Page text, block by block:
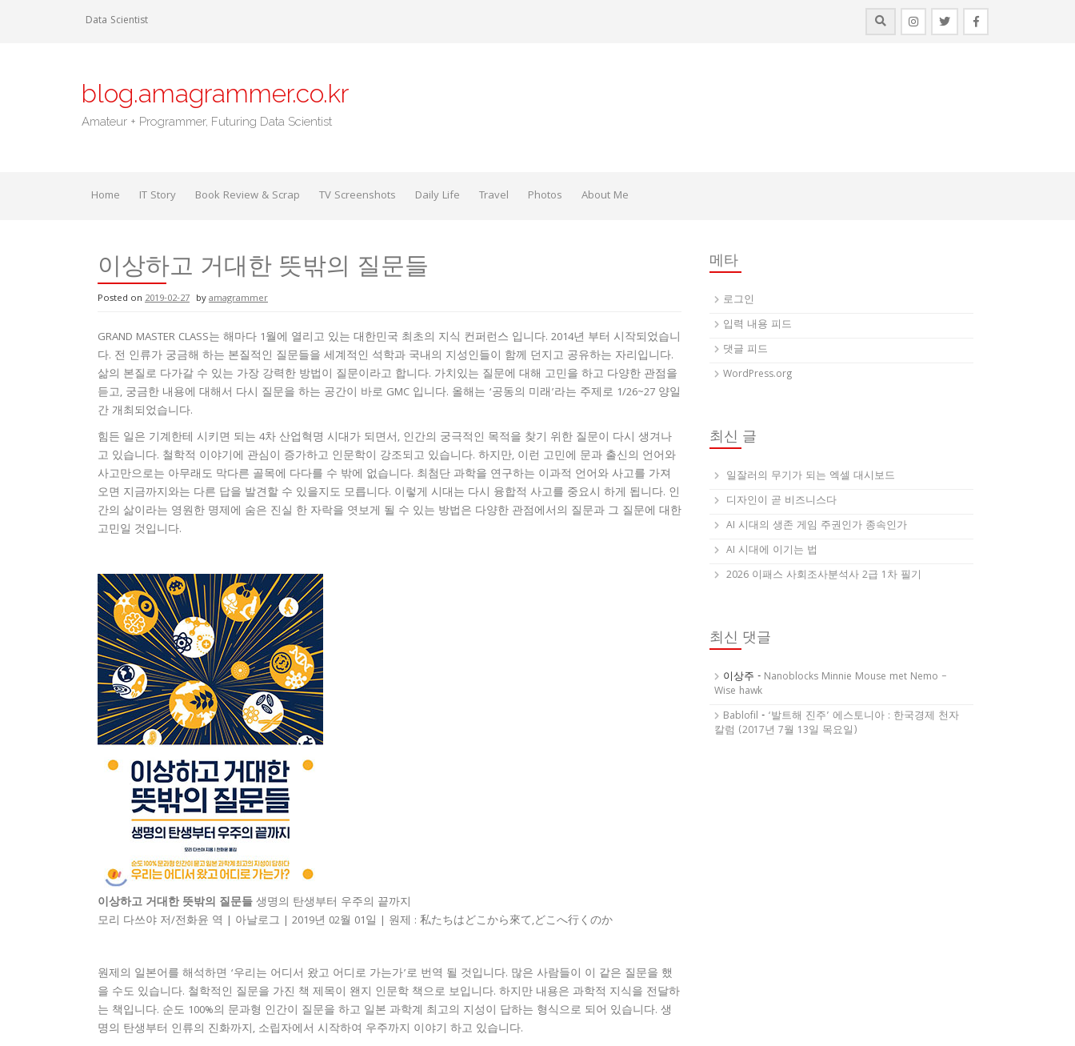
Data Scientist
blog.amagrammer.co.kr
Amateur + Programmer, Futuring Data Scientist
Home IT Story Book Review & Scrap TV Screenshots Daily Life Travel Photos About Me
이상하고 거대한 뜻밖의 질문들
Posted on 2019-02-27 byamagrammer
GRAND MASTER CLASS는 해마다 1월에 열리고 있는 대한민국 최초의 지식 컨퍼런스 입니다. 2014년 부터 시작되었습니
다. 전 인류가 궁금해 하는 본질적인 질문들을 세계적인 석학과 국내의 지성인들이 함께 던지고 공유하는 자리입니다.
삶의 본질로 다가갈 수 있는 가장 강력한 방법이 질문이라고 합니다. 가치있는 질문에 대해 고민을 하고 다양한 관점을
듣고, 궁금한 내용에 대해서 다시 질문을 하는 공간이 바로 GMC 입니다. 올해는 ‘공동의 미래’라는 주제로 1/26~27 양일
간 개최되었습니다.
힘든 일은 기계한테 시키면 되는 4차 산업혁명 시대가 되면서, 인간의 궁극적인 목적을 찾기 위한 질문이 다시 생겨나
고 있습니다. 철학적 이야기에 관심이 증가하고 인문학이 강조되고 있습니다. 하지만, 이런 고민에 문과 출신의 언어와
사고만으로는 아무래도 막다른 골목에 다다를 수 밖에 없습니다. 최첨단 과학을 연구하는 이과적 언어와 사고를 가져
오면 지금까지와는 다른 답을 발견할 수 있을지도 모릅니다. 이렇게 시대는 다시 융합적 사고를 중요시 하게 됩니다. 인
간의 삶이라는 영원한 명제에 숨은 진실 한 자락을 엿보게 될 수 있는 방법은 다양한 관점에서의 질문과 그 질문에 대한
고민일 것입니다.
이상하고 거대한 뜻밖의 질문들생명의 탄생부터 우주의 끝까지
모리 다쓰야 저/전화윤 역 | 아날로그 | 2019년 02월 01일 | 원제 : 私たちはどこから來て,どこへ行くのか
원제의 일본어를 해석하면 ‘우리는 어디서 왔고 어디로 가는가’로 번역 될 것입니다. 많은 사람들이 이 같은 질문을 했
을 수도 있습니다. 철학적인 질문을 가진 책 제목이 왠지 인문학 책으로 보입니다. 하지만 내용은 과학적 지식을 전달하
는 책입니다. 순도 100%의 문과형 인간이 질문을 하고 일본 과학계 최고의 지성이 답하는 형식으로 되어 있습니다. 생
명의 탄생부터 인류의 진화까지, 소립자에서 시작하여 우주까지 이야기 하고 있습니다.
메타
로그인
입력 내용 피드
댓글 피드
WordPress.org
최신 글
일잘러의 무기가 되는 엑셀 대시보드
디자인이 곧 비즈니스다
AI 시대의 생존 게임 주권인가 종속인가
AI 시대에 이기는 법
2026 이패스 사회조사분석사 2급 1차 필기
최신 댓글
이상주 - Nanoblocks Minnie Mouse met Nemo –
Wise hawk
Bablofil - ‘발트해 진주’ 에스토니아 : 한국경제 천자
칼럼 (2017년 7월 13일 목요일)